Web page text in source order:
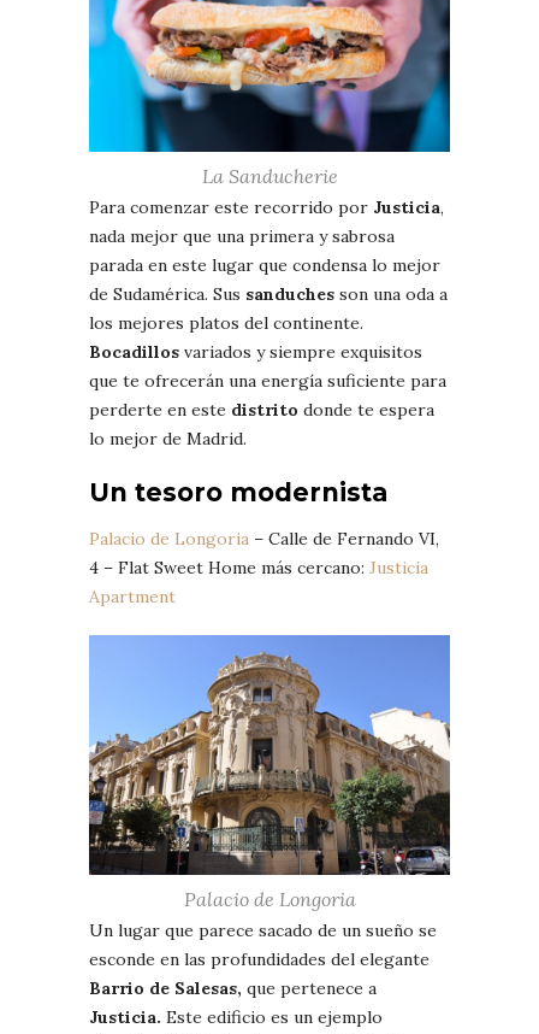
La Sanducherie
Para comenzar este recorrido por Justicia,
nada mejor que una primera y sabrosa
parada en este lugar que condensa lo mejor
de Sudamérica. Sus sanduches son una oda a
los mejores platos del continente.
Bocadillos variados y siempre exquisitos
que te ofrecerán una energía suficiente para
perderte en este distrito donde te espera
lo mejor de Madrid.
Un tesoro modernista
Palacio de Longoria – Calle de Fernando VI,
4 – Flat Sweet Home más cercano: Justicia
Apartment
Palacio de Longoria
Un lugar que parece sacado de un sueño se
esconde en las profundidades del elegante
Barrio de Salesas, que pertenece a
Justicia. Este edificio es un ejemplo